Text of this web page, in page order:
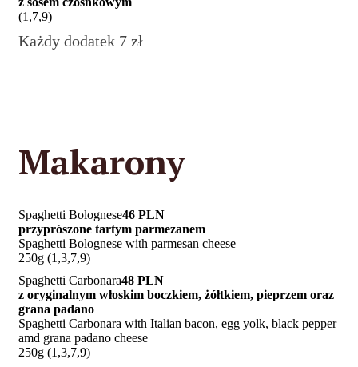
(1,7,9)
Każdy dodatek 7 zł
Makarony
Spaghetti Bolognese46 PLN
przyprószone tartym parmezanem
Spaghetti Bolognese with parmesan cheese
250g (1,3,7,9)
Spaghetti Carbonara48 PLN
z oryginalnym włoskim boczkiem, żółtkiem, pieprzem oraz
grana padano
Spaghetti Carbonara with Italian bacon, egg yolk, black pepper
amd grana padano cheese
250g (1,3,7,9)